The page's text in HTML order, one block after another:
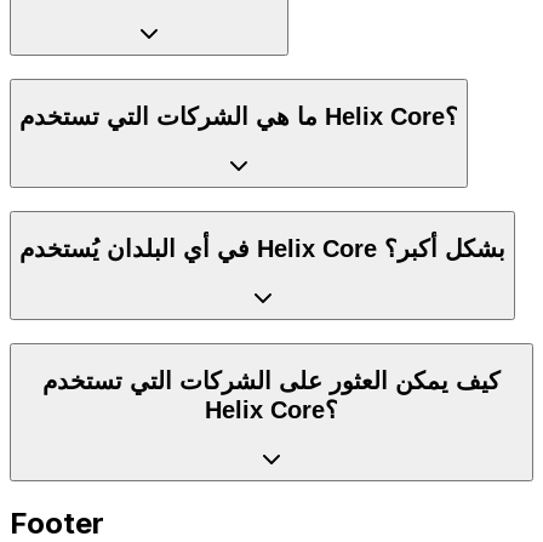
ما هي الشركات التي تستخدم Helix Core؟
في أي البلدان يُستخدم Helix Core بشكل أكبر؟
كيف يمكن العثور على الشركات التي تستخدم
Helix Core؟
Footer